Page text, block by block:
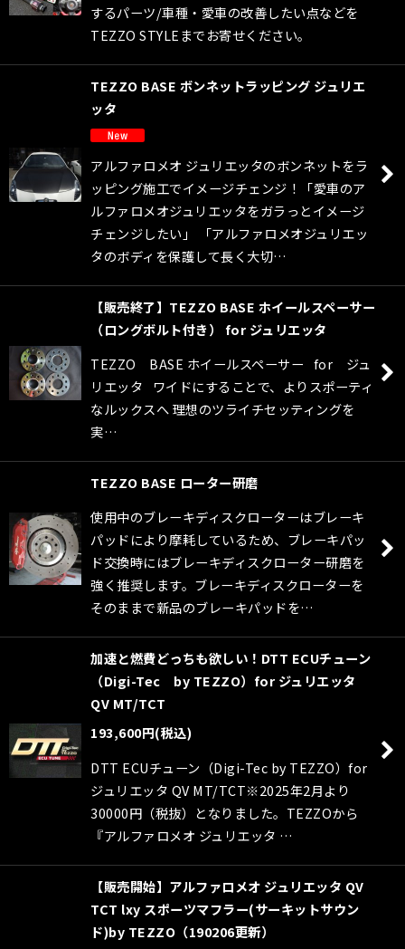
するパーツ/車種・愛車の改善したい点などを
TEZZO STYLEまでお寄せください。
TEZZO BASE ボンネットラッピング ジュリエ
ッタ
アルファロメオ ジュリエッタのボンネットをラ
ッピング施工でイメージチェンジ！「愛車のア
ルファロメオジュリエッタをガラっとイメージ
チェンジしたい」 「アルファロメオジュリエッ
タのボディを保護して長く大切…
【販売終了】TEZZO BASE ホイールスペーサー
（ロングボルト付き） for ジュリエッタ
TEZZO BASE ホイールスペーサー for ジュ
リエッタ ワイドにすることで、よりスポーティ
なルックスへ 理想のツライチセッティングを
実…
TEZZO BASE ローター研磨
使用中のブレーキディスクローターはブレーキ
パッドにより摩耗しているため、ブレーキパッ
ド交換時にはブレーキディスクローター研磨を
強く推奨します。ブレーキディスクローターを
そのままで新品のブレーキパッドを…
加速と燃費どっちも欲しい！DTT ECUチューン
（Digi-Tec by TEZZO）for ジュリエッタ
QV MT/TCT
193,600円(税込)
DTT ECUチューン（Digi-Tec by TEZZO）for
ジュリエッタ QV MT/TCT※2025年2月より
30000円（税抜）となりました。TEZZOから
『アルファロメオ ジュリエッタ …
【販売開始】アルファロメオ ジュリエッタ QV
TCT lxy スポーツマフラー(サーキットサウン
ド)by TEZZO（190206更新）